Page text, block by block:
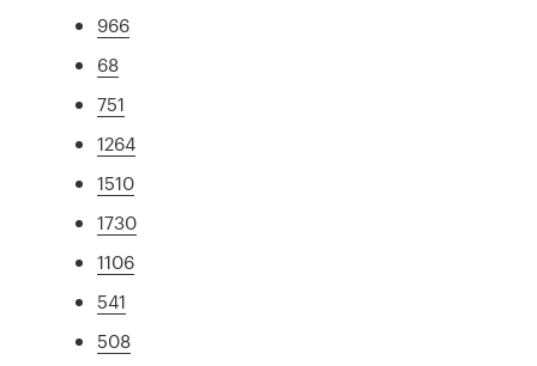
966
68
751
1264
1510
1730
1106
541
508